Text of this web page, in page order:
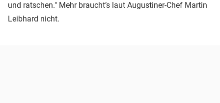
und ratschen." Mehr braucht’s laut Augustiner-Chef Martin
Leibhard nicht.